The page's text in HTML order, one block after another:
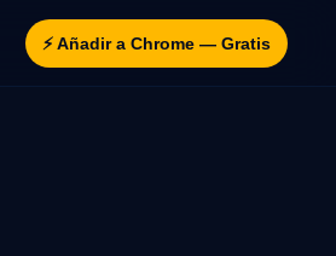
⚡ Añadir a Chrome — Gratis